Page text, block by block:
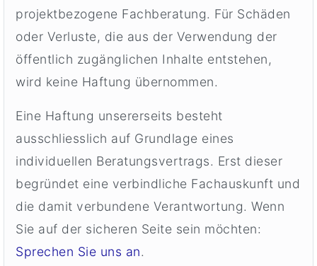
projektbezogene Fachberatung. Für Schäden
oder Verluste, die aus der Verwendung der
öffentlich zugänglichen Inhalte entstehen,
wird keine Haftung übernommen.
Eine Haftung unsererseits besteht
ausschliesslich auf Grundlage eines
individuellen Beratungsvertrags. Erst dieser
begründet eine verbindliche Fachauskunft und
die damit verbundene Verantwortung. Wenn
Sie auf der sicheren Seite sein möchten:
Sprechen Sie uns an.